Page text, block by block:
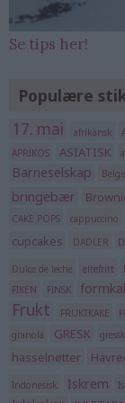
Se tips her!
Populære
17. mai afrikansk
APRIKOS ASIATISK
Barneselskap
bringebær
CAKE POPS cappuccino
cupcakes DADLER
Dulce de leche eltefritt
FIKEN FINSK
Frukt FRUKTKAKE
granola
GRESK
hasselnøtter
Indonesisk Iskrem